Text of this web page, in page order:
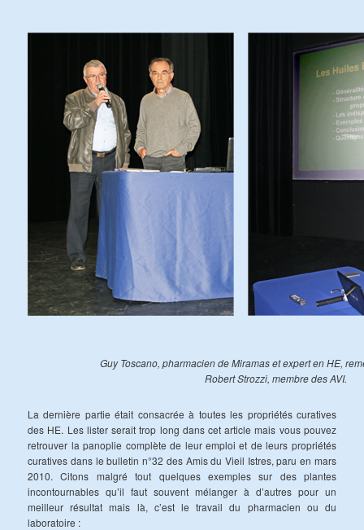
Guy Toscano, pharmacien de Miramas et expert en HE,
Robert Strozzi, membre des AVI.
La dernière partie était consacrée à toutes les propriétés curatives
des HE. Les lister serait trop long dans cet article mais vous pouvez
retrouver la panoplie complète de leur emploi et de leurs propriétés
curatives dans le bulletin n°32 des Amis du Vieil Istres, paru en mars
2010. Citons malgré tout quelques exemples sur des plantes
incontournables qu’il faut souvent mélanger à d’autres pour un
meilleur résultat mais là, c’est le travail du pharmacien ou du
laboratoire :